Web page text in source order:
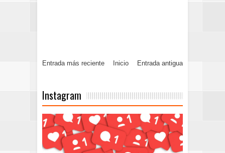
Entrada más reciente Entrada antigua
Inicio
Instagram